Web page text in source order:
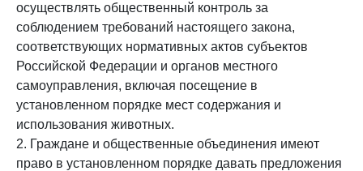
осуществлять общественный контроль за
соблюдением требований настоящего закона,
соответствующих нормативных актов субъектов
Российской Федерации и органов местного
самоуправления, включая посещение в
установленном порядке мест содержания и
использования животных.
2. Граждане и общественные объединения имеют
право в установленном порядке давать предложения